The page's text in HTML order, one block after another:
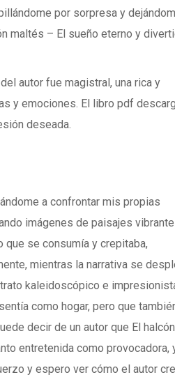
por sorpresa y
maltés – El sueño eterno y
autor fue magistral, una rica y
y emociones. El libro pdf
deseada.
a confrontar mis propias
imágenes de paisajes
que se consumía y crepitaba,
mientras la narrativa se
kaleidoscópico e
como hogar, pero que
decir de un autor que El halcón
entretenida como provocadora,
y espero ver cómo el autor